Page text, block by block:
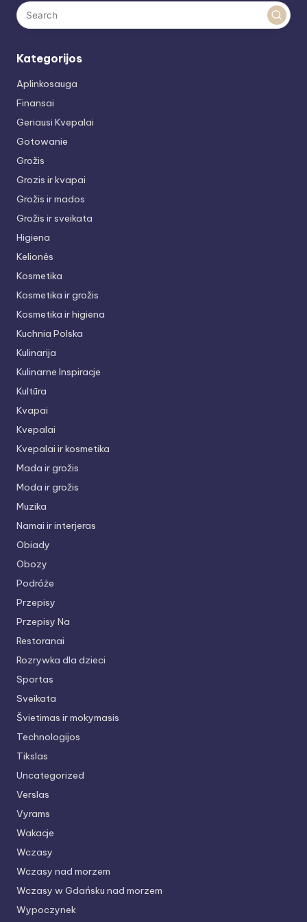
Kategorijos
Aplinkosauga
Finansai
Geriausi Kvepalai
Gotowanie
Grožis
Grozis ir kvapai
Grožis ir mados
Grožis ir sveikata
Higiena
Kelionės
Kosmetika
Kosmetika ir grožis
Kosmetika ir higiena
Kuchnia Polska
Kulinarija
Kulinarne Inspiracje
Kultūra
Kvapai
Kvepalai
Kvepalai ir kosmetika
Mada ir grožis
Moda ir grožis
Muzika
Namai ir interjeras
Obiady
Obozy
Podróże
Przepisy
Przepisy Na
Restoranai
Rozrywka dla dzieci
Sportas
Sveikata
Švietimas ir mokymasis
Technologijos
Tikslas
Uncategorized
Verslas
Vyrams
Wakacje
Wczasy
Wczasy nad morzem
Wczasy w Gdańsku nad morzem
Wypoczynek